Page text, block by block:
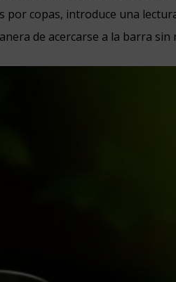
por copas, introduce una
de acercarse a la barra